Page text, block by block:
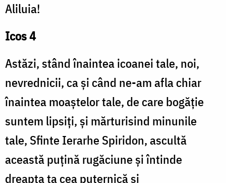
Aliluia!
Icos 4
Astăzi, stând înaintea icoanei tale, noi,
nevrednicii, ca și când ne-am afla chiar
înaintea moaștelor tale, de care bo­găție
suntem lipsiți, și mărturisind minunile
tale, Sfinte Ierarhe Spiridon, ascultă
această puțină rugăciune și întinde
dreapta ta cea puternică și